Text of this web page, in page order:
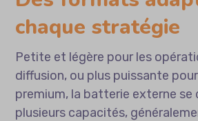
chaque stratégie
Petite et légère pour les
diffusion, ou plus puissante
premium, la batterie externe se
plusieurs capacités,